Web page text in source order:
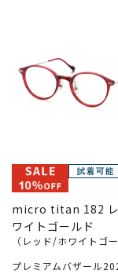
micro titan 182
ワイトゴールド
（レッド/ホワイトゴー
プレミアムバザール